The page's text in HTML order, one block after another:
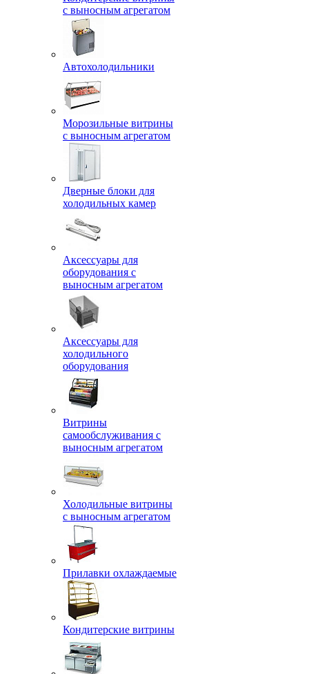
с выносным агрегатом
Автохолодильники
Морозильные витрины
с выносным агрегатом
Дверные блоки для
холодильных камер
Аксессуары для
оборудования с
выносным агрегатом
Аксессуары для
холодильного
оборудования
Витрины
самообслуживания с
выносным агрегатом
Холодильные витрины
с выносным агрегатом
Прилавки охлаждаемые
Кондитерские витрины